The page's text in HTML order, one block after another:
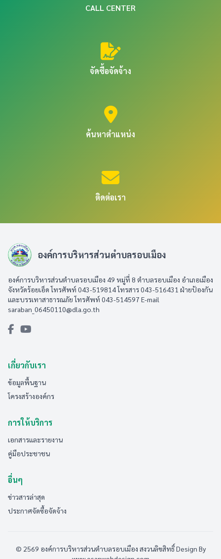
CALL CENTER
จัดซื้อจัดจ้าง
ค้นหาตำแหน่ง
ติดต่อเรา
องค์การบริหารส่วนตำบลรอบเมือง
องค์การบริหารส่วนตำบลรอบเมือง 49 หมู่ที่ 8 ตำบลรอบเมือง อำเภอเมือง
จังหวัดร้อยเอ็ด โทรศัพท์ 043-519814 โทรสาร 043-516431​ ฝ่ายป้องกัน
และบรรเทาสาธารณภัย โทรศัพท์ 043-514597 E-mail
saraban_06450110@dla.go.th
เกี่ยวกับเรา
ข้อมูลพื้นฐาน
โครงสร้างองค์กร
การให้บริการ
เอกสารและรายงาน
คู่มือประชาชน
อื่นๆ
ข่าวสารล่าสุด
ประกาศจัดซื้อจัดจ้าง
© 2569 องค์การบริหารส่วนตำบลรอบเมือง สงวนลิขสิทธิ์Design By